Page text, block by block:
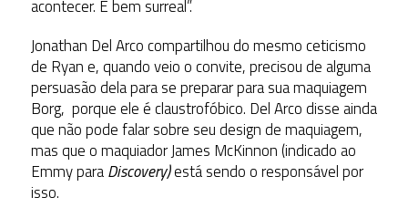
acontecer. É bem surreal”.
Jonathan Del Arco compartilhou do mesmo ceticismo
de Ryan e, quando veio o convite, precisou de alguma
persuasão dela para se preparar para sua maquiagem
Borg, porque ele é claustrofóbico. Del Arco disse ainda
que não pode falar sobre seu design de maquiagem,
mas que o maquiador James McKinnon (indicado ao
Emmy paraDiscovery)está sendo o responsável por
isso.